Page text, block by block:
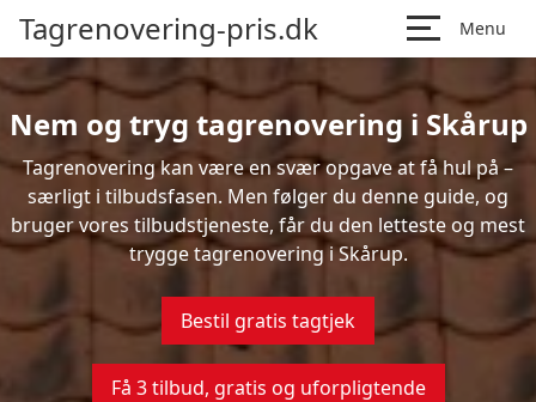
Tagrenovering-pris.dk Menu
Nem og tryg tagrenovering i Skårup
Tagrenovering kan være en svær opgave at få hul på –
særligt i tilbudsfasen. Men følger du denne guide, og
bruger vores tilbudstjeneste, får du den letteste og mest
trygge tagrenovering i Skårup.
Bestil gratis tagtjek
Få 3 tilbud, gratis og uforpligtende